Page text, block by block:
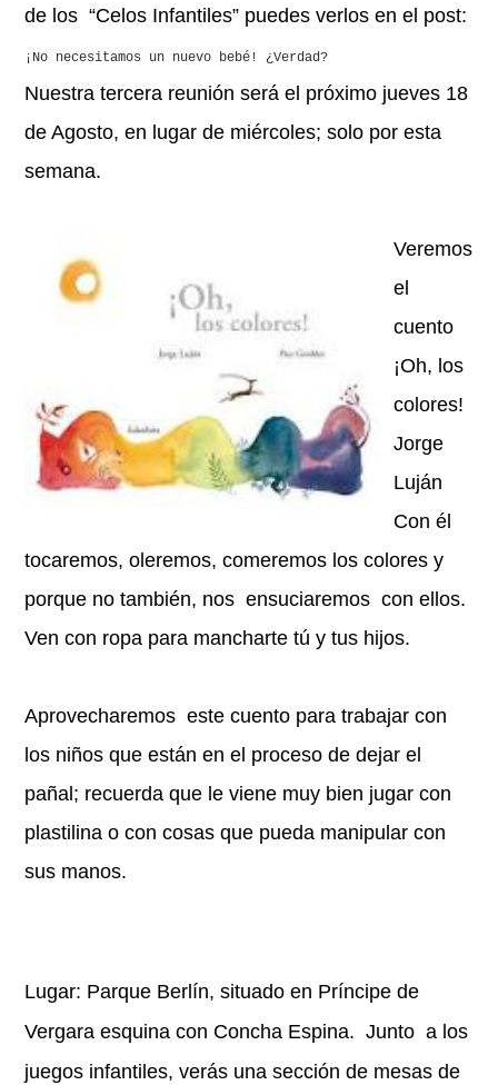
de los “Celos Infantiles” puedes verlos en el post:
¡No necesitamos un nuevo bebé! ¿Verdad?
Nuestra tercera reunión será el próximo jueves 18
de Agosto, en lugar de miércoles; solo por esta
semana.
Veremos
el
cuento
¡Oh, los
colores!
Jorge
Luján
Con él
tocaremos, oleremos, comeremos los colores y
porque no también, nos ensuciaremos con ellos.
Ven con ropa para mancharte tú y tus hijos.
Aprovecharemos este cuento para trabajar con
los niños que están en el proceso de dejar el
pañal; recuerda que le viene muy bien jugar con
plastilina o con cosas que pueda manipular con
sus manos.
Lugar: Parque Berlín, situado en Príncipe de
Vergara esquina con Concha Espina. Junto a los
juegos infantiles, verás una sección de mesas de